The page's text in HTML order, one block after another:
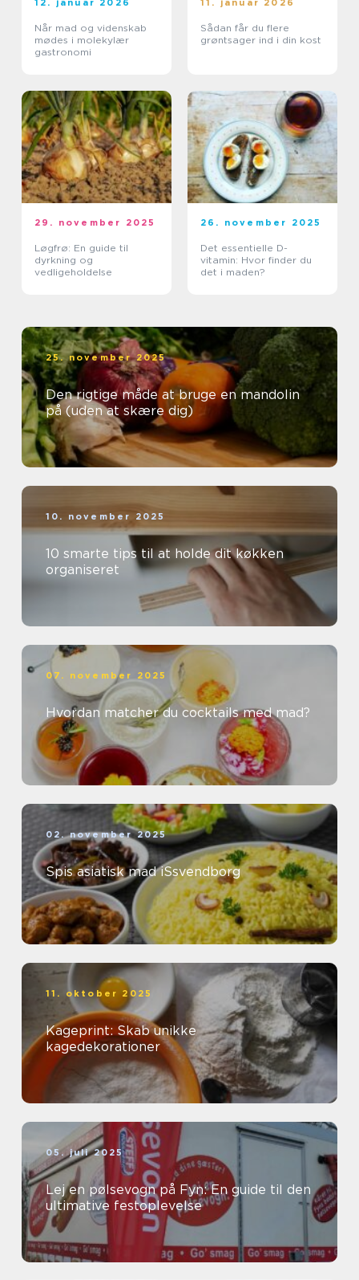
12. januar 2026
Når mad og videnskab
mødes i molekylær
gastronomi
11. januar 2026
Sådan får du flere
grøntsager ind i din kost
29. november 2025
Løgfrø: En guide til
dyrkning og
vedligeholdelse
26. november 2025
Det essentielle D-
vitamin: Hvor finder du
det i maden?
25. november 2025
Den rigtige måde at bruge en mandolin
på (uden at skære dig)
10. november 2025
10 smarte tips til at holde dit køkken
organiseret
07. november 2025
Hvordan matcher du cocktails med mad?
02. november 2025
Spis asiatisk mad iSsvendborg
11. oktober 2025
Kageprint: Skab unikke
kagedekorationer
05. juli 2025
Lej en pølsevogn på Fyn: En guide til den
ultimative festoplevelse